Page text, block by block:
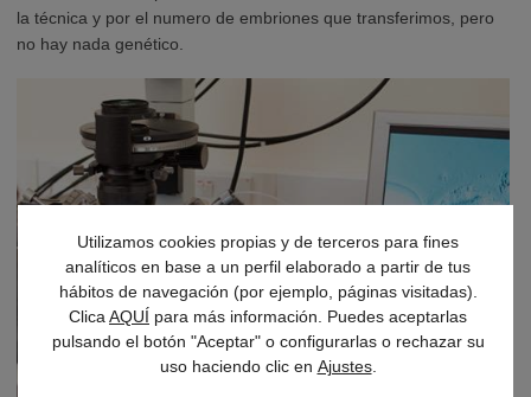
la técnica y por el numero de embriones que transferimos, pero
no hay nada genético.
Utilizamos cookies propias y de terceros para fines
analíticos en base a un perfil elaborado a partir de tus
hábitos de navegación (por ejemplo, páginas visitadas).
Clica AQUÍ para más información. Puedes aceptarlas
pulsando el botón "Aceptar" o configurarlas o rechazar su
uso haciendo clic en Ajustes.